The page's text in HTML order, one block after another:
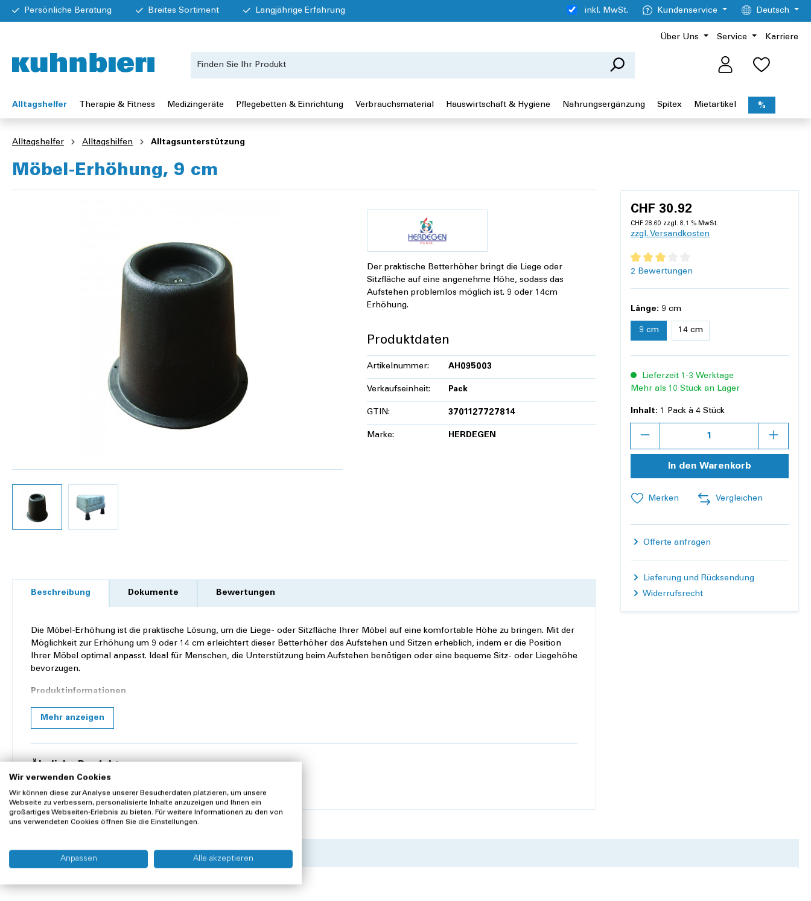
Persönliche Beratung Breites Sortiment Langjährige Erfahrung inkl. MwSt. Kundenservice Deutsch
Über Uns Service Karriere
Alltagshelfer Therapie & Fitness Medizingeräte Pflegebetten & Einrichtung Verbrauchsmaterial Hauswirtschaft & Hygiene Nahrungsergänzung Spitex Mietartikel %
Alltagshelfer Alltagshilfen Alltagsunterstützung
Möbel-Erhöhung, 9 cm
Der praktische Betterhöher bringt die Liege oder
Sitzfläche auf eine angenehme Höhe, sodass das
Aufstehen problemlos möglich ist. 9 oder 14cm
Erhöhung.
Produktdaten
Artikelnummer: AH095003
Verkaufseinheit: Pack
GTIN: 3701127727814
Marke: HERDEGEN
Beschreibung Dokumente Bewertungen
Die Möbel-Erhöhung ist die praktische Lösung, um die Liege- oder Sitzfläche Ihrer Möbel auf eine komfortable Höhe zu bringen. Mit der
Möglichkeit zur Erhöhung um 9 oder 14 cm erleichtert dieser Betterhöher das Aufstehen und Sitzen erheblich, indem er die Position
Ihrer Möbel optimal anpasst. Ideal für Menschen, die Unterstützung beim Aufstehen benötigen oder eine bequeme Sitz- oder Liegehöhe
bevorzugen.
Produktinformationen
Erhöhung: Wählen Sie zwischen 9 cm oder 14 cm
Komfort: Ermöglicht ein leichteres Aufstehen und Sitzen
Der Betterhöher bietet nicht nur mehr Komfort, sondern fördert auch die Selbstständigkeit und Sicherheit im Alltag.
Produkteigenschaften
Material: Kunststoff
Mehr anzeigen
Ähnliche Produkte
CHF 30.92
CHF 28.60 zzgl. 8.1 % MwSt.
zzgl. Versandkosten
Durchschnittliche Bewertung von 3 von 5
2 Bewertungen
Länge: 9 cm
9 cm 14 cm
Lieferzeit 1-3 Werktage
Mehr als 10 Stück an Lager
Inhalt: 1 Pack à 4 Stück
In den Warenkorb
Merken Vergleichen
Offerte anfragen
Lieferung und Rücksendung
Widerrufsrecht
Kunden kauften auch
Wir verwenden Cookies
Wir können diese zur Analyse unserer Besucherdaten platzieren, um unsere
Webseite zu verbessern, personalisierte Inhalte anzuzeigen und Ihnen ein
großartiges Webseiten-Erlebnis zu bieten. Für weitere Informationen zu den von
uns verwendeten Cookies öffnen Sie die Einstellungen.
Anpassen Alle akzeptieren